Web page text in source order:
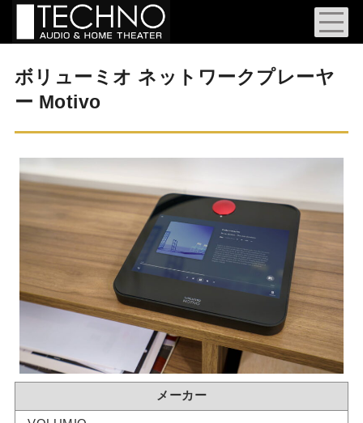
ボリューミオ ネットワークプレーヤ
ー Motivo
メーカー